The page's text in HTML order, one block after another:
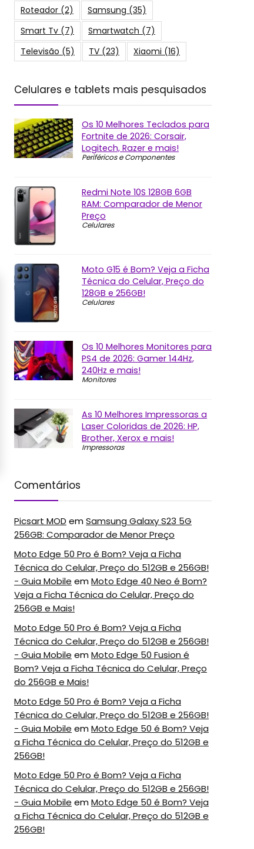
Roteador (2) Samsung (35)
Smart Tv (7) Smartwatch (7)
Televisão (5) TV (23) Xiaomi (16)
Celulares e tablets mais pesquisados
Os 10 Melhores Teclados para
Fortnite de 2026: Corsair,
Logitech, Razer e mais!
Periféricos e Componentes
Redmi Note 10S 128GB 6GB
RAM: Comparador de Menor
Preço
Celulares
Moto G15 é Bom? Veja a Ficha
Técnica do Celular, Preço do
128GB e 256GB!
Celulares
Os 10 Melhores Monitores para
PS4 de 2026: Gamer 144Hz,
240Hz e mais!
Monitores
As 10 Melhores Impressoras a
Laser Coloridas de 2026: HP,
Brother, Xerox e mais!
Impressoras
Comentários
Picsart MOD emSamsung Galaxy S23 5G
256GB: Comparador de Menor Preço
Moto Edge 50 Pro é Bom? Veja a Ficha
Técnica do Celular, Preço do 512GB e 256GB!
- Guia Mobile emMoto Edge 40 Neo é Bom?
Veja a Ficha Técnica do Celular, Preço do
256GB e Mais!
Moto Edge 50 Pro é Bom? Veja a Ficha
Técnica do Celular, Preço do 512GB e 256GB!
- Guia Mobile emMoto Edge 50 Fusion é
Bom? Veja a Ficha Técnica do Celular, Preço
do 256GB e Mais!
Moto Edge 50 Pro é Bom? Veja a Ficha
Técnica do Celular, Preço do 512GB e 256GB!
- Guia Mobile emMoto Edge 50 é Bom? Veja
a Ficha Técnica do Celular, Preço do 512GB e
256GB!
Moto Edge 50 Pro é Bom? Veja a Ficha
Técnica do Celular, Preço do 512GB e 256GB!
- Guia Mobile emMoto Edge 50 é Bom? Veja
a Ficha Técnica do Celular, Preço do 512GB e
256GB!